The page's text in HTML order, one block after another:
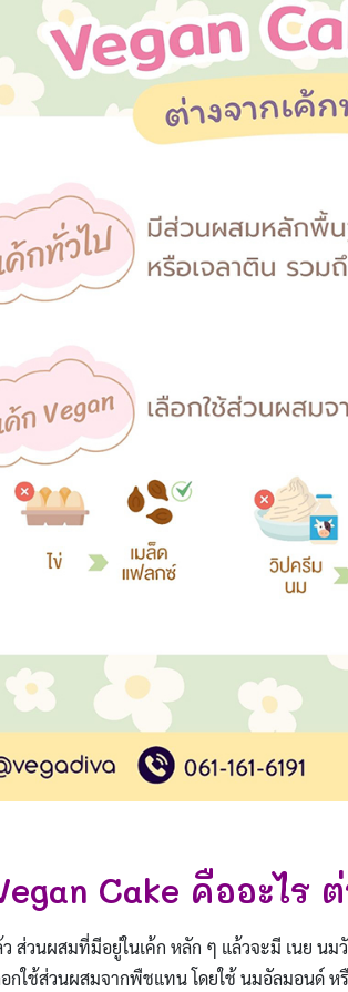
Cake คืออะไร
ส่วนผสมที่มีอยู่ในเค้ก หลัก ๆ แล้วจะมี เนย น
อกใช้ส่วนผสมจากพืชแทน โดยใช้ นมอัลมอนด์